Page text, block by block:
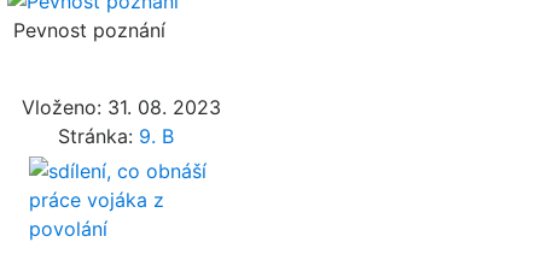
Pevnost poznání
Vloženo: 31. 08. 2023
Stránka: 9. B